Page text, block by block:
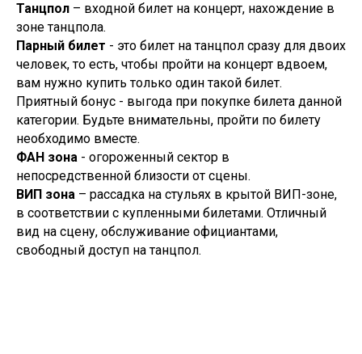
Танцпол – входной билет на концерт, нахождение в
зоне танцпола.
Парный билет - это билет на танцпол сразу для двоих
человек, то есть, чтобы пройти на концерт вдвоем,
вам нужно купить только один такой билет.
Приятный бонус - выгода при покупке билета данной
категории. Будьте внимательны, пройти по билету
необходимо вместе.
ФАН зона - огороженный сектор в
непосредственной близости от сцены.
ВИП зона – рассадка на стульях в крытой ВИП-зоне,
в соответствии с купленными билетами. Отличный
вид на сцену, обслуживание официантами,
свободный доступ на танцпол.
По вопросам покупки билетов
+7 (911) 925-30-17
Присоединяйтесь к нам